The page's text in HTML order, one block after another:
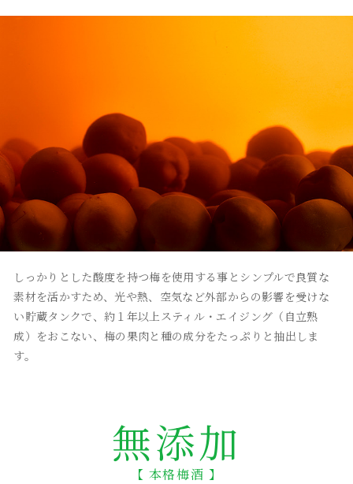
しっかりとした酸度を持つ梅を使用する事とシンプルで良質な
素材を活かすため、光や熱、空気など外部からの影響を受けな
い貯蔵タンクで、約１年以上スティル・エイジング（自立熟
成）をおこない、梅の果肉と種の成分をたっぷりと抽出しま
す。
無添加
【 本格梅酒 】